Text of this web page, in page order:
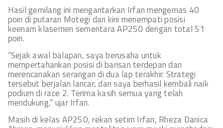
Hasil gemilang ini mengantarkan Irfan mengemas 40
poin di putaran Motegi dan kini menempati posisi
keenam klasemen sementara AP250 dengan total 51
poin.
“Sejak awal balapan, saya berusaha untuk
mempertahankan posisi di barisan terdepan dan
merencanakan serangan di dua lap terakhir. Strategi
tersebut berjalan lancar, dan saya berhasil kembali naik
podium di race 2. Terima kasih semua yang telah
mendukung,” ujar Irfan.
Masih di kelas AP250, rekan setim Irfan, Rheza Danica